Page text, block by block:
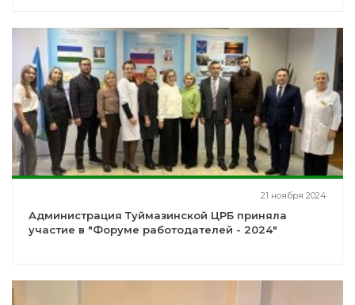
21 ноября 2024
Администрация Туймазинской ЦРБ приняла
участие в "Форуме работодателей - 2024"